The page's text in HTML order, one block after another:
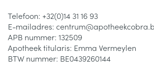
Telefoon: +32(0)14 31 16 93
E-mailadres: centrum@
APB nummer: 132509
Apotheek titularis: Emma Vermeylen
BTW nummer: BE0439260144